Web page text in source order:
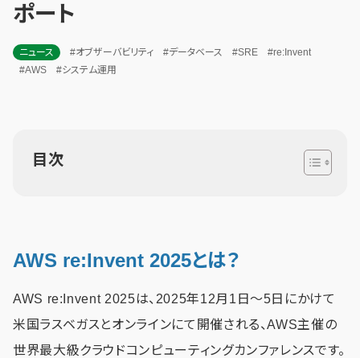
ポート
ニュース #オブザーバビリティ #データベース #SRE
#re:Invent
#AWS
#システム運用
目次
AWS re:Invent 2025とは？
AWS re:Invent 2025は、2025年12月1日～5日にかけて
米国ラスベガスとオンラインにて開催される、AWS主催の
世界最大級クラウドコンピューティングカンファレンスです。